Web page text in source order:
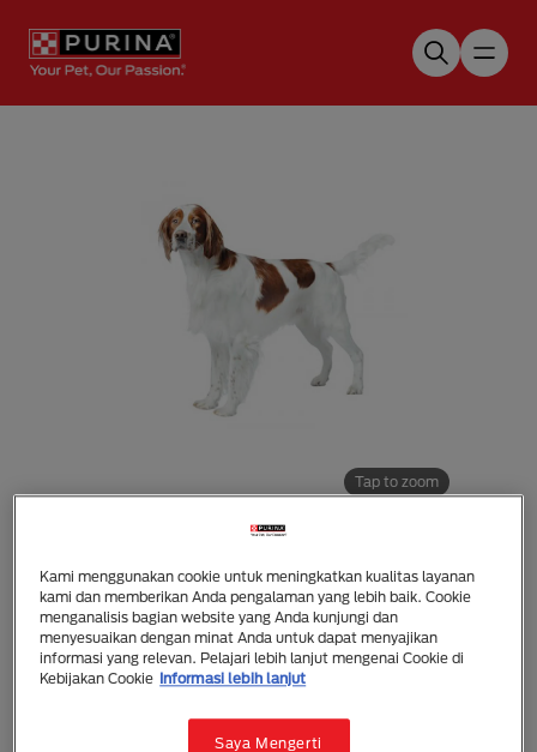
Tap to zoom
Irish Red and White Setter
Irish Red and White Setter adalah anjing atletis yang
kuat dengan rambut yang bagus, rambut panjang
sedang yang berwarna putih mutiara dengan bercak
68.5cm dan berat sekitar 27-32kg.
Kami menggunakan cookie untuk meningkatkan kualitas layanan
kami dan memberikan Anda pengalaman yang lebih baik. Cookie
menganalisis bagian website yang Anda kunjungi dan
menyesuaikan dengan minat Anda untuk dapat menyajikan
informasi yang relevan. Pelajari lebih lanjut mengenai Cookie di
Kebijakan Cookie Informasi lebih lanjut
Saya Mengerti